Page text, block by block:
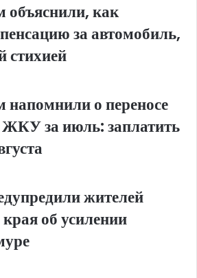
объяснили, как
за автомобиль,
стихией
напомнили о переносе
за июль: заплатить
жителей
об усилении